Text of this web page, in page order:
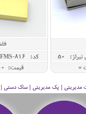
50
»
کد: FMS-816
قیمت: 7,100,000 ريال
| پک مدیریتی | ساک دستی |